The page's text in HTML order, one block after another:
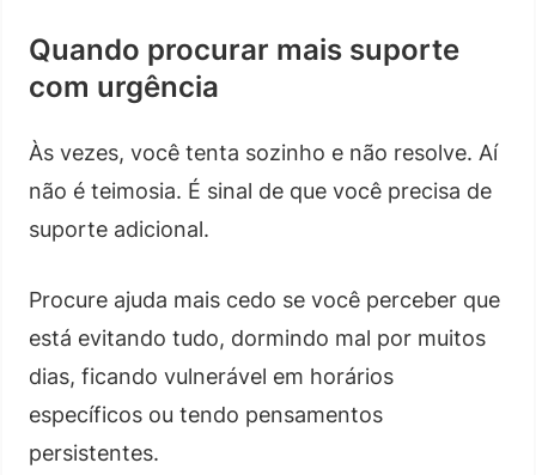
Quando procurar mais suporte
com urgência
Às vezes, você tenta sozinho e não resolve. Aí
não é teimosia. É sinal de que você precisa de
suporte adicional.
Procure ajuda mais cedo se você perceber que
está evitando tudo, dormindo mal por muitos
dias, ficando vulnerável em horários
específicos ou tendo pensamentos
persistentes.